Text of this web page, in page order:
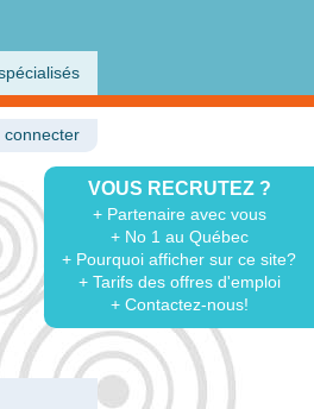
VOUS RECRUTEZ ?
+ Partenaire avec vous
+ No 1 au Québec
+ Pourquoi afficher sur ce site?
+ Tarifs des offres d'emploi
+ Contactez-nous!
connecter